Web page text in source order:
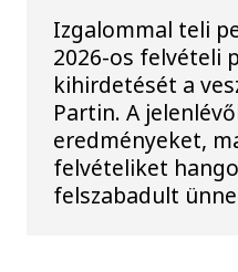
Izgalommal teli
2026-os felvételi
kihirdetését a
Partin. A
eredményeket,
felvételiket
felszabadult